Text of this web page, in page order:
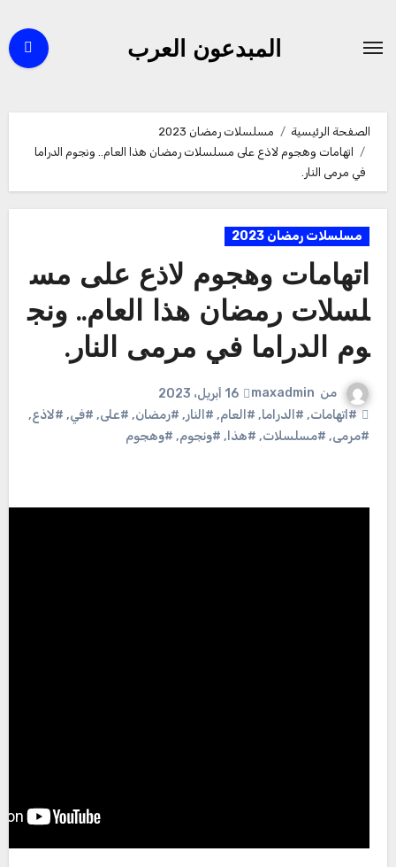
المبدعون العرب
الصفحة الرئيسية
مسلسلات رمضان 2023
اتهامات وهجوم لاذع على مسلسلات رمضان هذا العام.. ونجوم الدراما
في مرمى النار.
مسلسلات رمضان 2023
اتهامات وهجوم لاذع على مس
لسلات رمضان هذا العام.. ونج
وم الدراما في مرمى النار.
من maxadmin
16 أبريل، 2023
#اتهامات, #الدراما, #العام, #النار, #رمضان, #على, #في, #لاذع,
#مرمى, #مسلسلات, #هذا , #ونجوم, #وهجوم